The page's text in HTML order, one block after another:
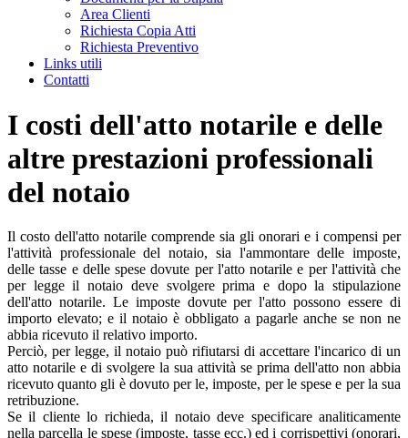
Area Clienti
Richiesta Copia Atti
Richiesta Preventivo
Links utili
Contatti
I costi dell'atto notarile e delle
altre prestazioni professionali
del notaio
Il costo dell'atto notarile comprende sia gli onorari e i compensi per
l'attività professionale del notaio, sia l'ammontare delle imposte,
delle tasse e delle spese dovute per l'atto notarile e per l'attività che
per legge il notaio deve svolgere prima e dopo la stipulazione
dell'atto notarile. Le imposte dovute per l'atto possono essere di
importo elevato; e il notaio è obbligato a pagarle anche se non ne
abbia ricevuto il relativo importo.
Perciò, per legge, il notaio può rifiutarsi di accettare l'incarico di un
atto notarile e di svolgere la sua attività se prima dell'atto non abbia
ricevuto quanto gli è dovuto per le, imposte, per le spese e per la sua
retribuzione.
Se il cliente lo richieda, il notaio deve specificare analiticamente
nella parcella le spese (imposte, tasse ecc.) ed i corrispettivi (onorari,